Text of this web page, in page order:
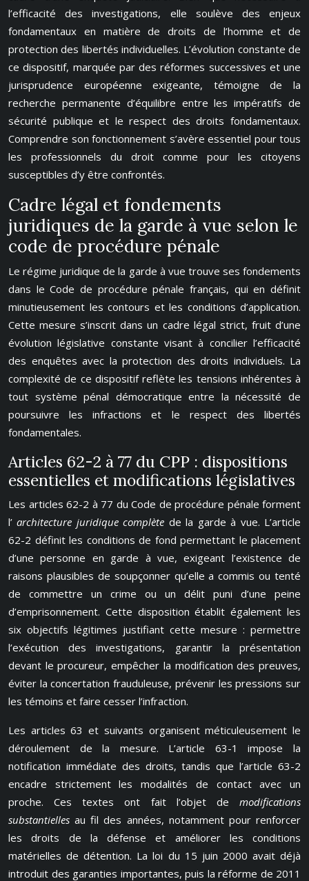
l’efficacité des investigations, elle soulève des enjeux
fondamentaux en matière de droits de l’homme et de
protection des libertés individuelles. L’évolution constante de
ce dispositif, marquée par des réformes successives et une
jurisprudence européenne exigeante, témoigne de la
recherche permanente d’équilibre entre les impératifs de
sécurité publique et le respect des droits fondamentaux.
Comprendre son fonctionnement s’avère essentiel pour tous
les professionnels du droit comme pour les citoyens
susceptibles d’y être confrontés.
Cadre légal et fondements
juridiques de la garde à vue selon le
code de procédure pénale
Le régime juridique de la garde à vue trouve ses fondements
dans le Code de procédure pénale français, qui en définit
minutieusement les contours et les conditions d’application.
Cette mesure s’inscrit dans un cadre légal strict, fruit d’une
évolution législative constante visant à concilier l’efficacité
des enquêtes avec la protection des droits individuels. La
complexité de ce dispositif reflète les tensions inhérentes à
tout système pénal démocratique entre la nécessité de
poursuivre les infractions et le respect des libertés
fondamentales.
Articles 62-2 à 77 du CPP : dispositions
essentielles et modifications législatives
Les articles 62-2 à 77 du Code de procédure pénale forment
l’architecture juridique complète de la garde à vue. L’article
62-2 définit les conditions de fond permettant le placement
d’une personne en garde à vue, exigeant l’existence de
raisons plausibles de soupçonner qu’elle a commis ou tenté
de commettre un crime ou un délit puni d’une peine
d’emprisonnement. Cette disposition établit également les
six objectifs légitimes justifiant cette mesure : permettre
l’exécution des investigations, garantir la présentation
devant le procureur, empêcher la modification des preuves,
éviter la concertation frauduleuse, prévenir les pressions sur
les témoins et faire cesser l’infraction.
Les articles 63 et suivants organisent méticuleusement le
déroulement de la mesure. L’article 63-1 impose la
notification immédiate des droits, tandis que l’article 63-2
encadre strictement les modalités de contact avec un
proche. Ces textes ont fait l’objet de modifications
substantiellesau fil des années, notamment pour renforcer
les droits de la défense et améliorer les conditions
matérielles de détention. La loi du 15 juin 2000 avait déjà
introduit des garanties importantes, puis la réforme de 2011